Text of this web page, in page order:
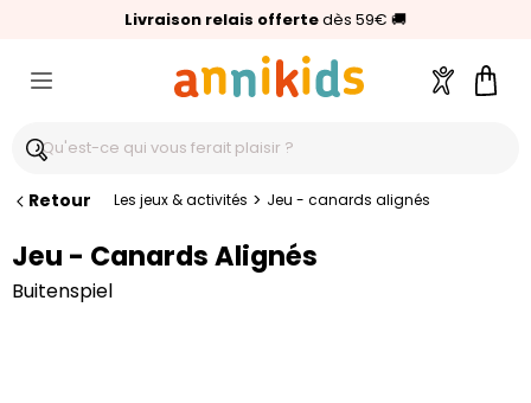
Livraison relais offertedès 59€ 🚚
🥇Palmarès Capital 2025 :Annikids N°1
⭐⭐⭐⭐⭐4,6/5(24 000 avis clients)
Compte
Retour Les jeux & activités > Jeu - canards alignés
Jeu - Canards Alignés
Buitenspiel